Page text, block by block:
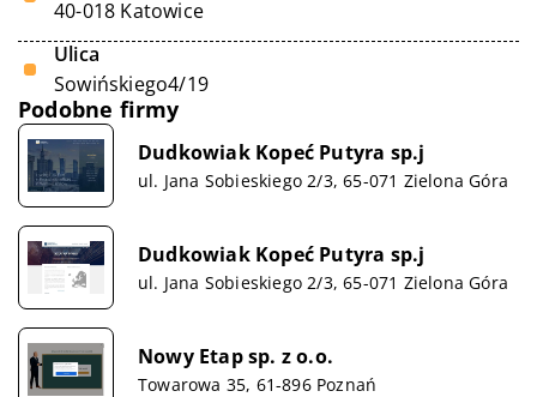
40-018 Katowice
Ulica
Sowińskiego4/19
Podobne firmy
Dudkowiak Kopeć Putyra sp.j
ul. Jana Sobieskiego 2/3, 65-071 Zielona Góra
Dudkowiak Kopeć Putyra sp.j
ul. Jana Sobieskiego 2/3, 65-071 Zielona Góra
Nowy Etap sp. z o.o.
Towarowa 35, 61-896 Poznań